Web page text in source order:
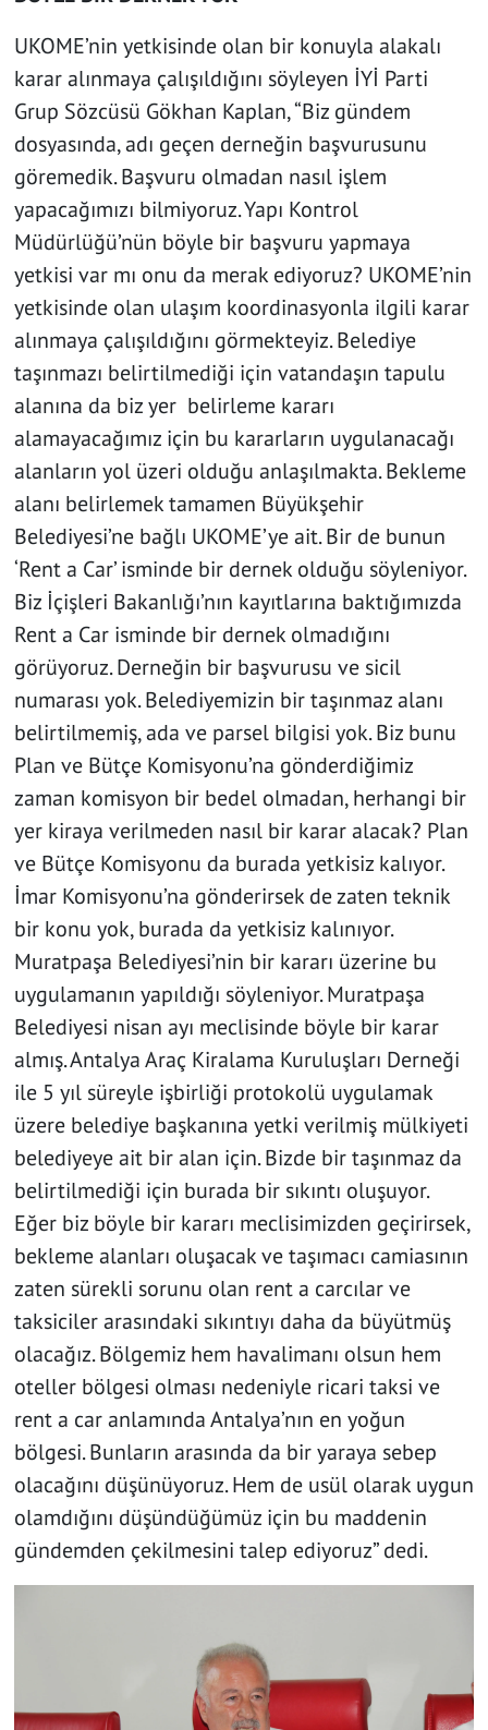
UKOME’nin yetkisinde olan bir konuyla alakalı
karar alınmaya çalışıldığını söyleyen İYİ Parti
Grup Sözcüsü Gökhan Kaplan, “Biz gündem
dosyasında, adı geçen derneğin başvurusunu
göremedik. Başvuru olmadan nasıl işlem
yapacağımızı bilmiyoruz. Yapı Kontrol
Müdürlüğü’nün böyle bir başvuru yapmaya
yetkisi var mı onu da merak ediyoruz? UKOME’nin
yetkisinde olan ulaşım koordinasyonla ilgili karar
alınmaya çalışıldığını görmekteyiz. Belediye
taşınmazı belirtilmediği için vatandaşın tapulu
alanına da biz yer belirleme kararı
alamayacağımız için bu kararların uygulanacağı
alanların yol üzeri olduğu anlaşılmakta. Bekleme
alanı belirlemek tamamen Büyükşehir
Belediyesi’ne bağlı UKOME’ye ait. Bir de bunun
‘Rent a Car’ isminde bir dernek olduğu söyleniyor.
Biz İçişleri Bakanlığı’nın kayıtlarına baktığımızda
Rent a Car isminde bir dernek olmadığını
görüyoruz. Derneğin bir başvurusu ve sicil
numarası yok. Belediyemizin bir taşınmaz alanı
belirtilmemiş, ada ve parsel bilgisi yok. Biz bunu
Plan ve Bütçe Komisyonu’na gönderdiğimiz
zaman komisyon bir bedel olmadan, herhangi bir
yer kiraya verilmeden nasıl bir karar alacak? Plan
ve Bütçe Komisyonu da burada yetkisiz kalıyor.
İmar Komisyonu’na gönderirsek de zaten teknik
bir konu yok, burada da yetkisiz kalınıyor.
Muratpaşa Belediyesi’nin bir kararı üzerine bu
uygulamanın yapıldığı söyleniyor. Muratpaşa
Belediyesi nisan ayı meclisinde böyle bir karar
almış. Antalya Araç Kiralama Kuruluşları Derneği
ile 5 yıl süreyle işbirliği protokolü uygulamak
üzere belediye başkanına yetki verilmiş mülkiyeti
belediyeye ait bir alan için. Bizde bir taşınmaz da
belirtilmediği için burada bir sıkıntı oluşuyor.
Eğer biz böyle bir kararı meclisimizden geçirirsek,
bekleme alanları oluşacak ve taşımacı camiasının
zaten sürekli sorunu olan rent a carcılar ve
taksiciler arasındaki sıkıntıyı daha da büyütmüş
olacağız. Bölgemiz hem havalimanı olsun hem
oteller bölgesi olması nedeniyle ricari taksi ve
rent a car anlamında Antalya’nın en yoğun
bölgesi. Bunların arasında da bir yaraya sebep
olacağını düşünüyoruz. Hem de usül olarak uygun
olamdığını düşündüğümüz için bu maddenin
gündemden çekilmesini talep ediyoruz” dedi.